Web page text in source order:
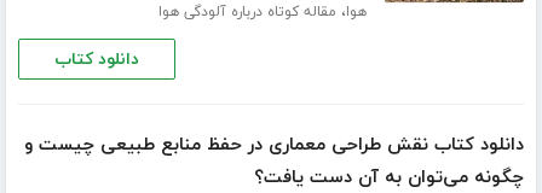
هوا، مقاله کوتاه درباره آلودگی هوا
دانلود کتاب
دانلود کتاب نقش طراحی معماری در حفظ منابع طبیعی چیست و
چگونه می‌توان به آن دست یافت؟